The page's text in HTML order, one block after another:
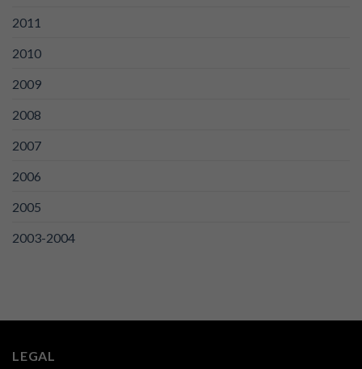
2011
2010
2009
2008
2007
2006
2005
2003-2004
LEGAL